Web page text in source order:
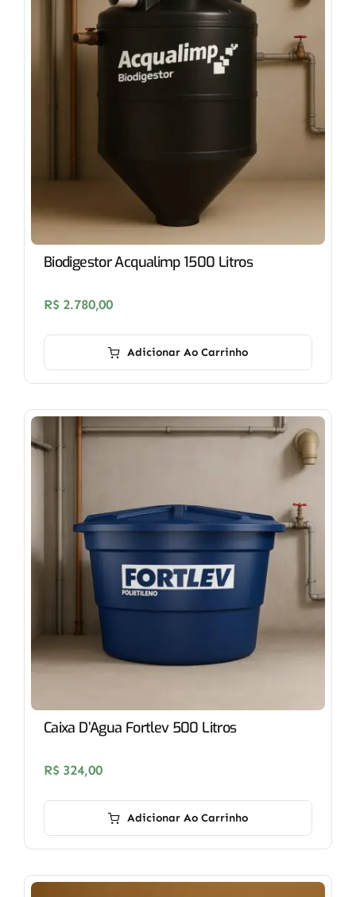
Biodigestor Acqualimp 1500 Litros
R$ 2.780,00
Adicionar Ao Carrinho
Caixa D’Agua Fortlev 500 Litros
R$ 324,00
Adicionar Ao Carrinho